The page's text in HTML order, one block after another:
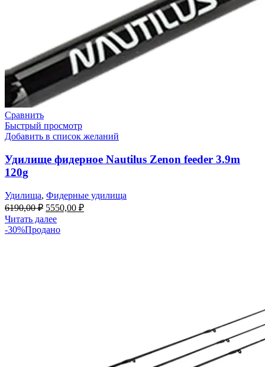
Сравнить
Быстрый просмотр
Добавить в список желаний
Удилище фидерное Nautilus Zenon feeder 3.9m
120g
Удилища, Фидерные удилища
6190,00₽ 5550,00 ₽
Читать далее
-30%Продано